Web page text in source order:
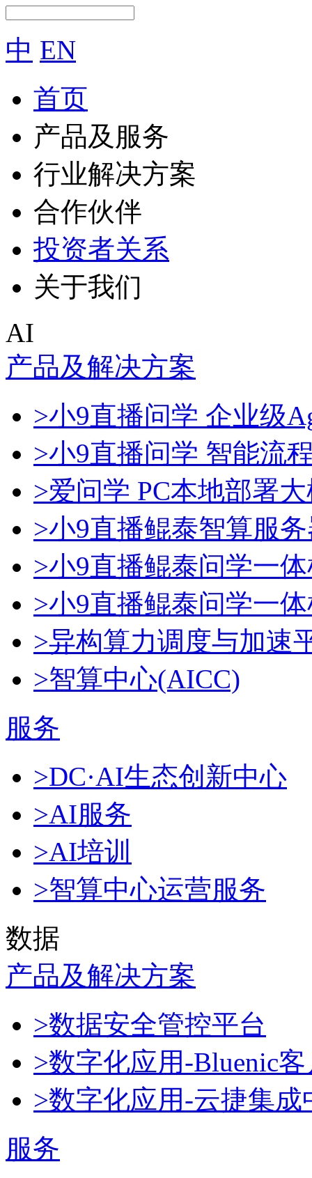
中 EN
首页
产品及服务
行业解决方案
合作伙伴
投资者关系
关于我们
AI
产品及解决方案
>小9直播问学 企业级
>小9直播问学 智能流
>爱问学 PC本地部署
>小9直播鲲泰智算服
>小9直播鲲泰问学一
>小9直播鲲泰问学一体
>异构算力调度与加速
>智算中心(AICC)
服务
>DC·AI生态创新中心
>AI服务
>AI培训
>智算中心运营服务
数据
产品及解决方案
>数据安全管控平台
>数字化应用-Bluenic
>数字化应用-云捷集成
服务